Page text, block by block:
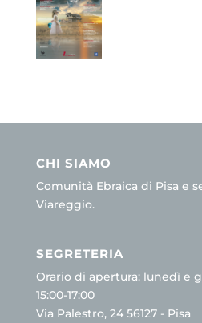
CHI SIAMO
Comunità Ebraica di Pisa e
Viareggio.
SEGRETERIA
Orario di apertura: lunedì e
15:00-17:00
Via Palestro, 24 56127 - Pisa